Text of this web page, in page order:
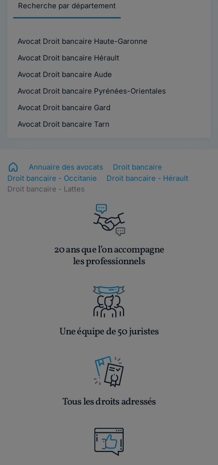
Recherche par département
Avocat Droit bancaire Haute-Garonne
Avocat Droit bancaire Hérault
Avocat Droit bancaire Aude
Avocat Droit bancaire Pyrénées-Orientales
Avocat Droit bancaire Gard
Avocat Droit bancaire Tarn
Annuaire des avocats
Droit bancaire
Droit bancaire - Occitanie
Droit bancaire - Hérault
Droit bancaire - Lattes
20 ans que l’on accompagne
les professionnels
Une équipe de 50 juristes
Tous les droits adressés